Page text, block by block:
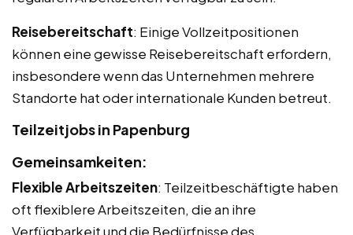
Reisebereitschaft: Einige Vollzeitpositionen
können eine gewisse Reisebereitschaft erfordern,
insbesondere wenn das Unternehmen mehrere
Standorte hat oder internationale Kunden betreut.
Teilzeitjobs in Papenburg
Gemeinsamkeiten:
Flexible Arbeitszeiten: Teilzeitbeschäftigte haben
oft flexiblere Arbeitszeiten, die an ihre
Verfügbarkeit und die Bedürfnisse des